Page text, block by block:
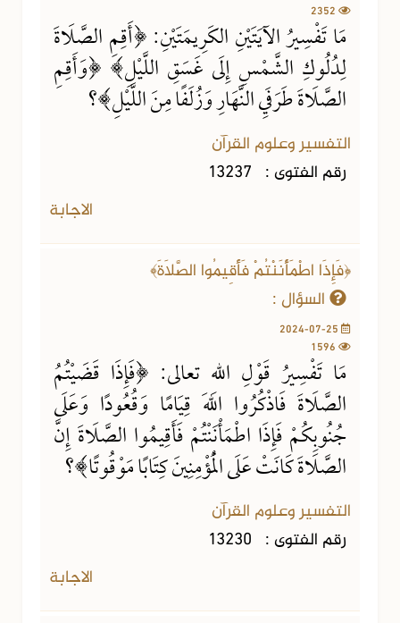
مَا تَفْسِيرُ الآيَتَيْنِ الكَرِيمَتَيْنِ: ﴿أَقِمِ الصَّلَاةَ
لِدُلُوكِ الشَّمْسِ إِلَى غَسَقِ اللَّيْلِ﴾ ﴿وَأَقِمِ
الصَّلَاةَ طَرَفَيِ النَّهَارِ وَزُلَفًا مِنَ اللَّيْلِ﴾؟
التفسير وعلوم القرآن
رقم الفتوى : 13237
الاجابة
﴿فَإِذَا اطْمَأْنَنْتُمْ فَأَقِيمُوا الصَّلَاةَ﴾
السؤال :
مَا تَفْسِيرُ قَوْلِ اللهِ تعالى: ﴿فَإِذَا قَضَيْتُمُ
الصَّلَاةَ فَاذْكُرُوا اللهَ قِيَامًا وَقُعُودًا وَعَلَى
جُنُوبِكُمْ فَإِذَا اطْمَأْنَنْتُمْ فَأَقِيمُوا الصَّلَاةَ إِنَّ
الصَّلَاةَ كَانَتْ عَلَى الْمُؤْمِنِينَ كِتَابًا مَوْقُوتًا﴾؟
التفسير وعلوم القرآن
رقم الفتوى : 13230
الاجابة